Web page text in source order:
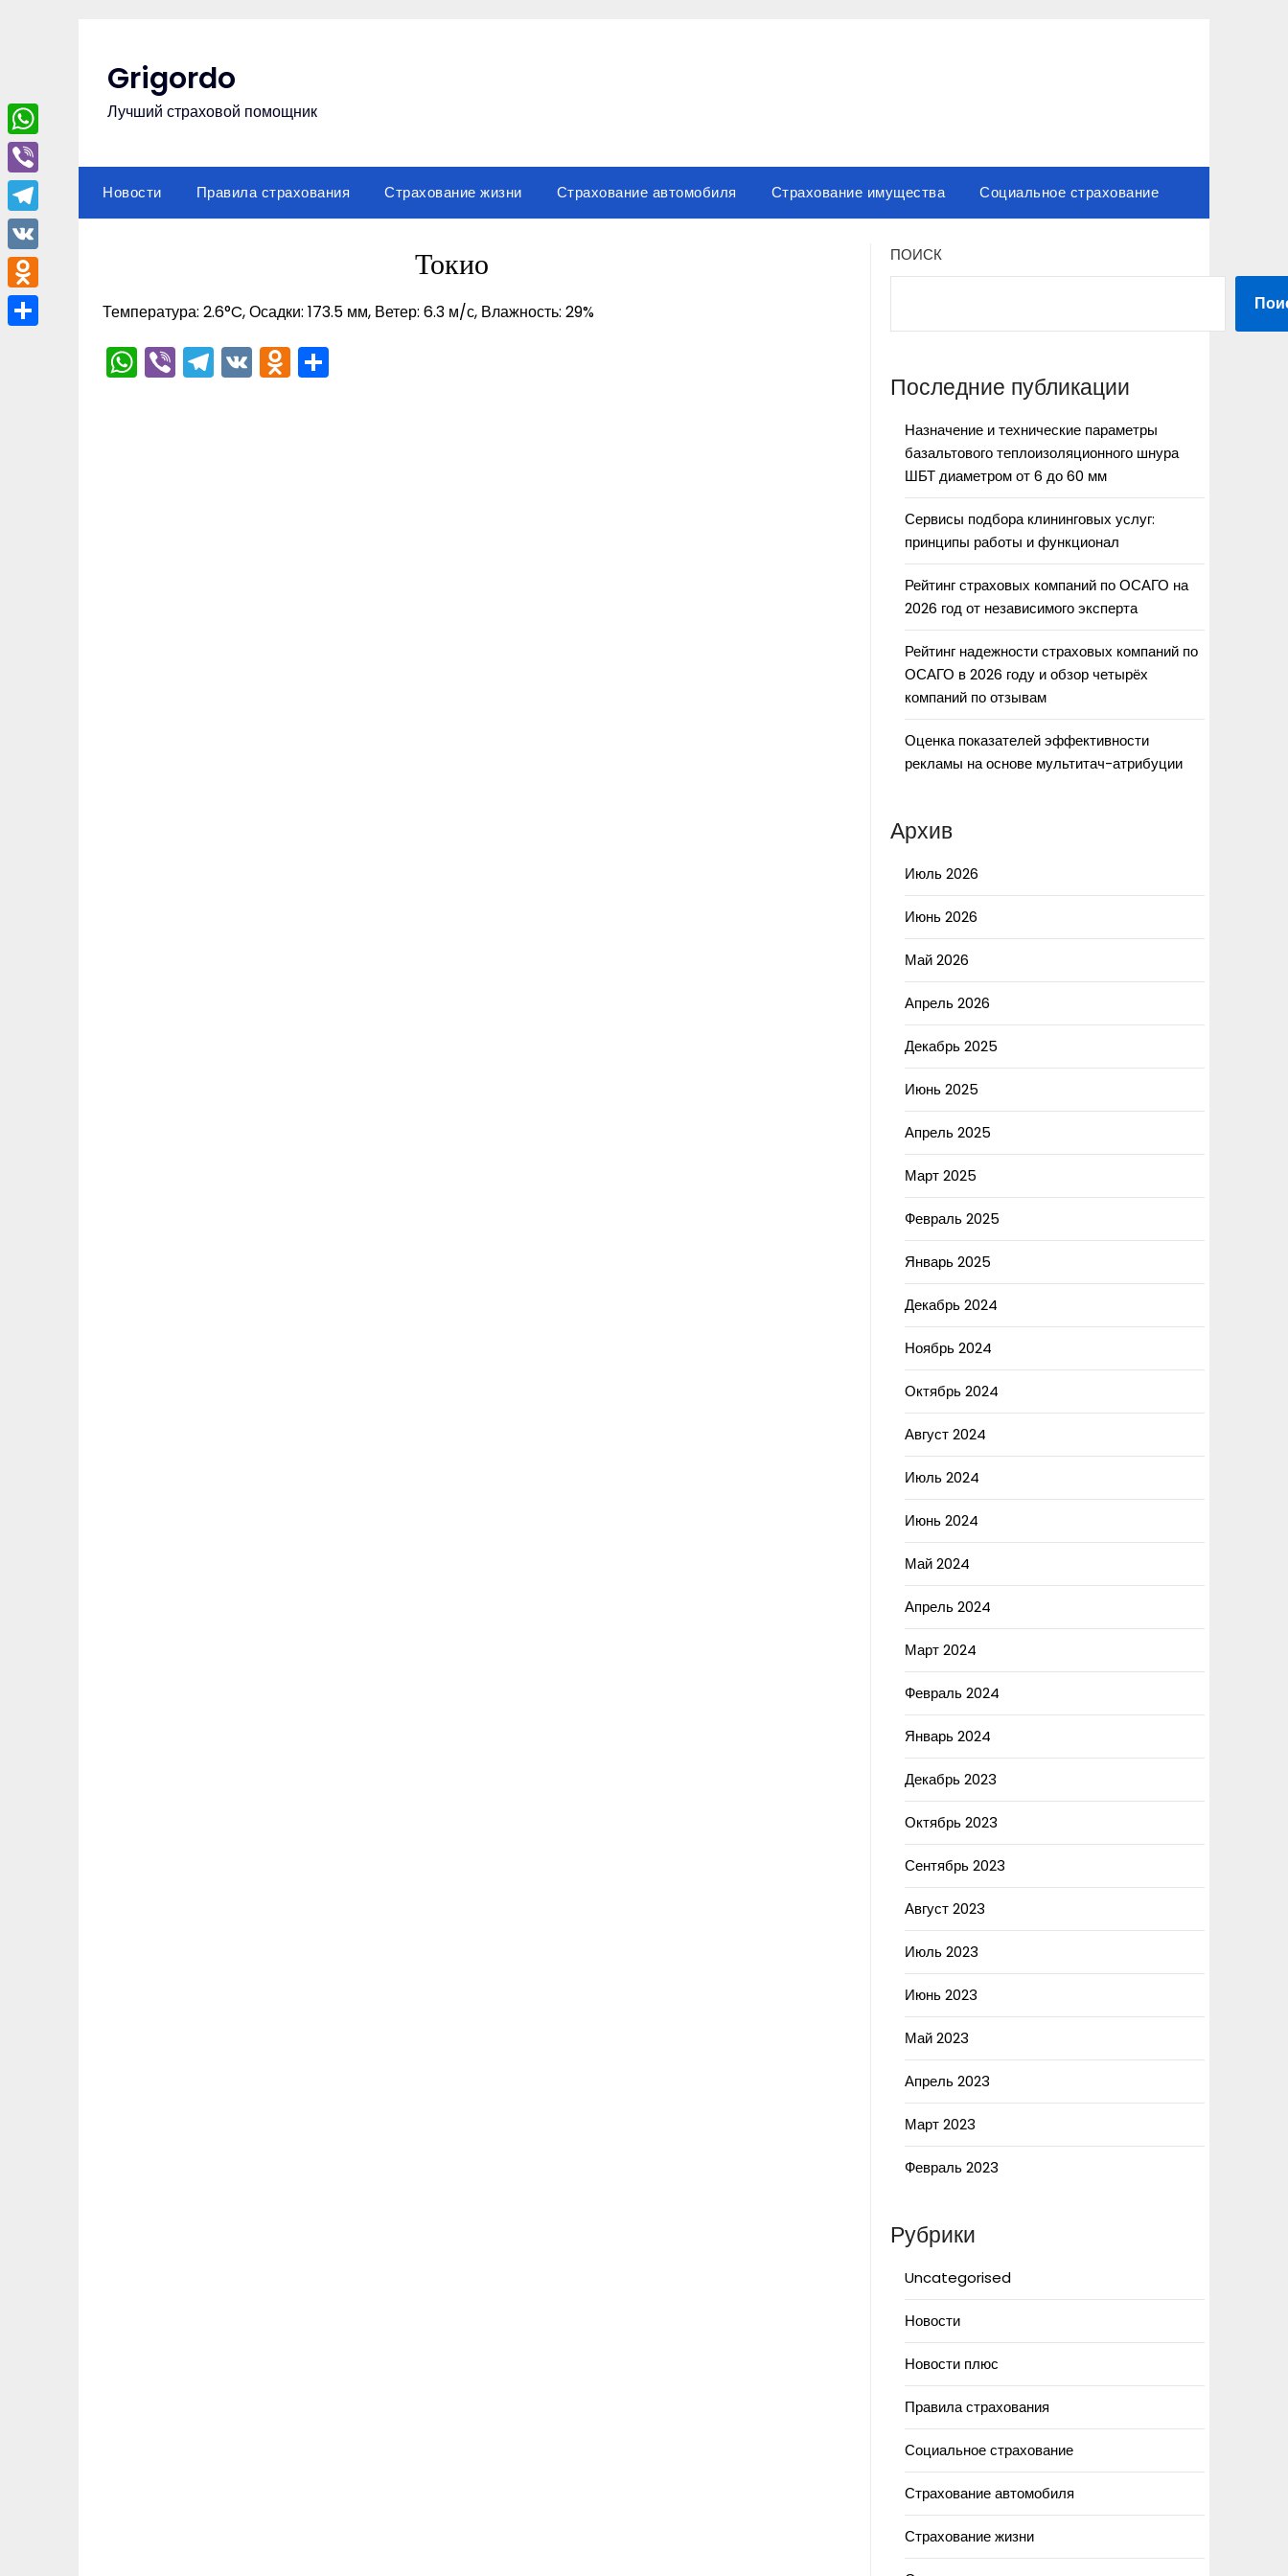
Grigordo
Лучший страховой помощник
Новости Правила страхования Страхование жизни Страхование автомобиля Страхование имущества Социальное страхование
Токио
Температура: 2.6°C, Осадки: 173.5 мм, Ветер: 6.3 м/с, Влажность: 29%
WhatsApp
ViberTelegram
VKOdnoklassniki
ПОИСК
Последние публикации
Назначение и технические параметры
базальтового теплоизоляционного шнура
ШБТ диаметром от 6 до 60 мм
Сервисы подбора клининговых услуг:
принципы работы и функционал
Рейтинг страховых компаний по ОСАГО на
2026 год от независимого эксперта
Рейтинг надежности страховых компаний по
ОСАГО в 2026 году и обзор четырёх
компаний по отзывам
Оценка показателей эффективности
рекламы на основе мультитач-атрибуции
Архив
Июль 2026
Июнь 2026
Май 2026
Апрель 2026
Декабрь 2025
Июнь 2025
Апрель 2025
Март 2025
Февраль 2025
Январь 2025
Декабрь 2024
Ноябрь 2024
Октябрь 2024
Август 2024
Июль 2024
Июнь 2024
Май 2024
Апрель 2024
Март 2024
Февраль 2024
Январь 2024
Декабрь 2023
Октябрь 2023
Сентябрь 2023
Август 2023
Июль 2023
Июнь 2023
Май 2023
Апрель 2023
Март 2023
Февраль 2023
Рубрики
Uncategorised
Новости
Новости плюс
Правила страхования
Социальное страхование
Страхование автомобиля
Страхование жизни
WhatsApp
Viber
Telegram
VK
Odnoklassniki